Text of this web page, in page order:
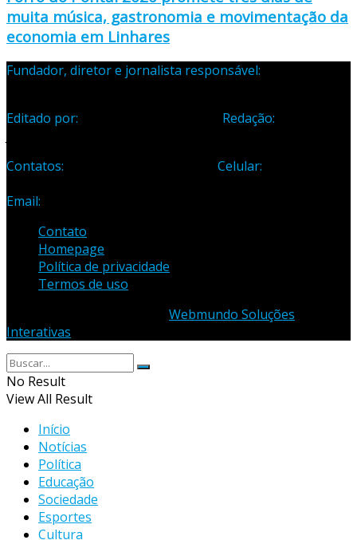
muita música, gastronomia e movimentação da
economia em Linhares
Fundador, diretor e jornalista responsável:
Editado por:
Redação:
Contatos:
Celular:
Email:
Contato
Homepage
Política de privacidade
Termos de uso
Webmundo Soluções
Interativas
No Result
View All Result
Início
Notícias
Política
Educação
Sociedade
Esportes
Cultura